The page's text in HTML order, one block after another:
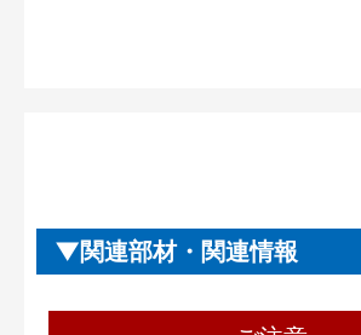
関連部材・関連情報